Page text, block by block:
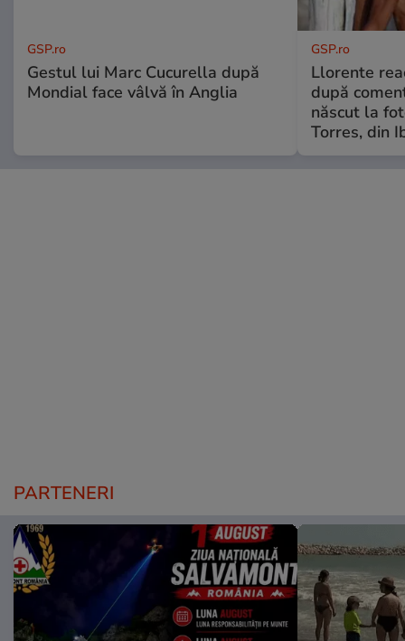
GSP.ro
Gestul lui Marc Cucurella după
Mondial face vâlvă în Anglia
GSP.ro
Llorente
după
născut la
Torres, din
PARTENERI